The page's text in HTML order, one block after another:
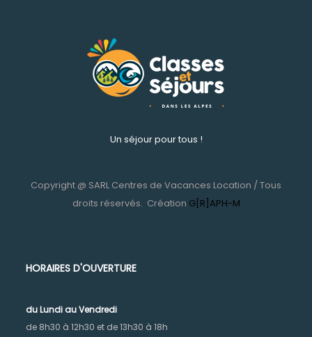
Un séjour pour tous !
Copyright @ SARL Centres de Vacances Location / Tous
droits réservés. Création G[R]APH-M
HORAIRES D'OUVERTURE
du Lundi au Vendredi
de 8h30 à 12h30 et de 13h30 à 18h